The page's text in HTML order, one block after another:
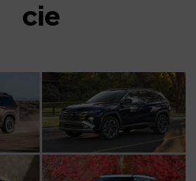
cie